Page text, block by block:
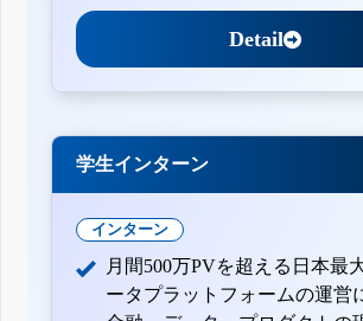
Detail
学生インターン
インターン
月間500万PVを超える日本最
ータプラットフォームの運営